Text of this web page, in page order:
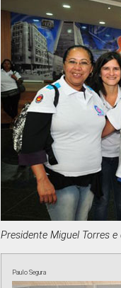
Presidente Miguel Torres
Paulo Segura